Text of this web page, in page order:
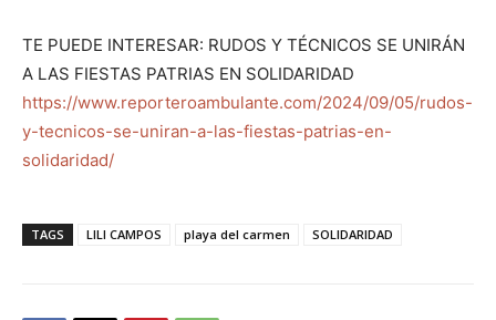
TE PUEDE INTERESAR: RUDOS Y TÉCNICOS SE UNIRÁN
A LAS FIESTAS PATRIAS EN SOLIDARIDAD
https://www.reporteroambulante.com/2024/09/05/rudos-
y-tecnicos-se-uniran-a-las-fiestas-patrias-en-
solidaridad/
TAGS LILI CAMPOS playa del carmen SOLIDARIDAD